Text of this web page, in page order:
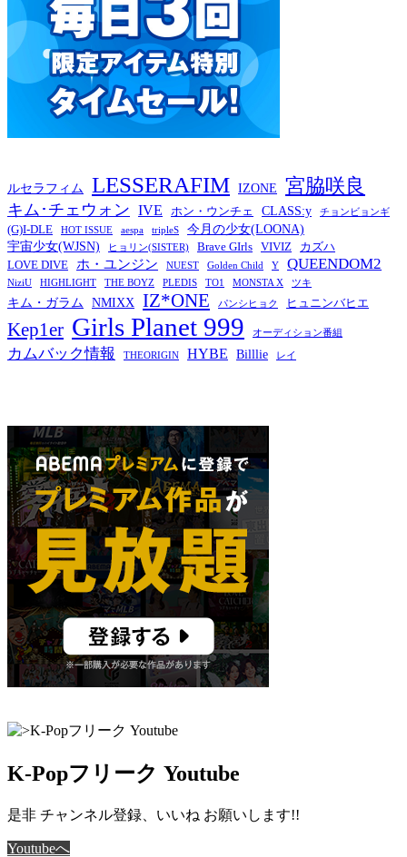
ルセラフィム LESSERAFIM IZONE 宮脇咲良
キム･チェウォン IVE ホン・ウンチェ CLASS:y チョンビョンギ
(G)I-DLE HOT ISSUE aespa tripleS
今月の少女(LOONA)
宇宙少女(WJSN)
ヒョリン(SISTER) Brave GIrls VIVIZ
カズハ
LOVE DIVE
ホ・ユンジン NUEST Golden Child Y QUEENDOM2
NiziU HIGHLIGHT THE BOYZ PLEDIS TO1 MONSTA X ツキ
キム・ガラム NMIXX IZ*ONE パンシヒョク ヒュニンバヒエ
Kep1er Girls Planet 999 オーディション番組
カムバック情報 THEORIGIN HYBE Billlie レイ
K-Popフリーク Youtube
是非 チャンネル登録、いいね お願いします!!
Youtubeへ